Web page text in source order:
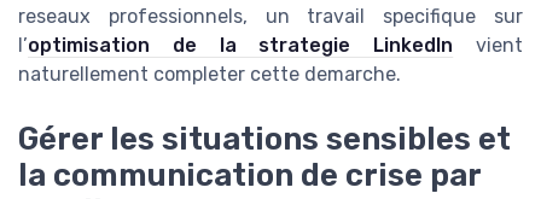
reseaux professionnels, un travail specifique sur
l’optimisation de la strategie LinkedIn vient
naturellement completer cette demarche.
Gérer les situations sensibles et
la communication de crise par